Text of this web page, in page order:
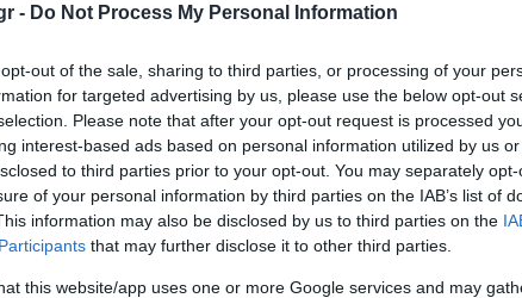
- Do Not Process My Personal Information
out of the sale, sharing to third parties, or processing of your
for targeted advertising by us, please use the below opt-out
Please note that after your opt-out request is processed
interest-based ads based on personal information utilized by us
to third parties prior to your opt-out. You may separately
of your personal information by third parties on the IAB’s list of
information may also be disclosed by us to third parties on the
that may further disclose it to other third parties.
this website/app uses one or more Google services and may
περιόδου στη Σαντορίνη
του πλήρως
Μουσείου του νησιού
προσφέροντας ένα νέο
σύγχρονες μουσειακές